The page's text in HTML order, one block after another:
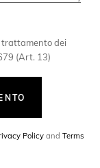
trattamento dei
(Art. 13)
Policy andTerms